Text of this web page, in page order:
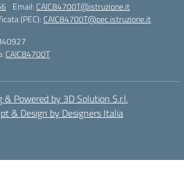
Email: CAIC84700T@istruzione.it
(PEC): CAIC84700T@pec.istruzione.it
CAIC84700T
& Powered by 3D Solution S.r.l.
& Design by Designers Italia